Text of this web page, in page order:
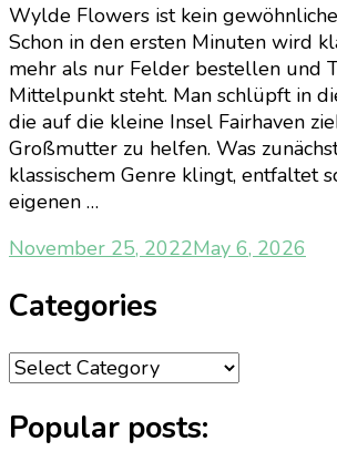
Wylde Flowers ist kein
Schon in den ersten Minuten wird
mehr als nur Felder bestellen und
Mittelpunkt steht. Man schlüpft in
die auf die kleine Insel Fairhaven
Großmutter zu helfen. Was
klassischem Genre klingt, entfaltet
eigenen …
November 25, 2022May 6, 2026
Categories
Categories
Popular posts: